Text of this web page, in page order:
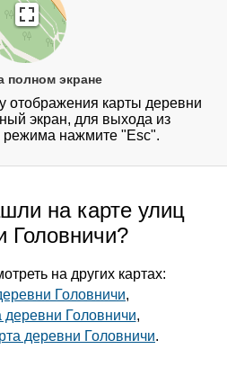
полном экране
отображения карты деревни
экран, для выхода из
режима нажмите "Esc".
на карте улиц
Головничи?
на других картах:
Головничи,
деревни Головничи,
деревни Головничи.